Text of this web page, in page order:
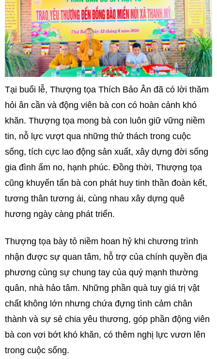
Tại buổi lễ, Thượng tọa Thích Bảo Ân đã có lời thăm
hỏi ân cần và động viên bà con có hoàn cảnh khó
khăn. Thượng tọa mong bà con luôn giữ vững niềm
tin, nỗ lực vượt qua những thử thách trong cuộc
sống, tích cực lao động sản xuất, xây dựng đời sống
gia đình ấm no, hạnh phúc. Đồng thời, Thượng tọa
cũng khuyến tấn bà con phát huy tinh thần đoàn kết,
tương thân tương ái, cùng nhau xây dựng quê
hương ngày càng phát triển.
Thượng tọa bày tỏ niềm hoan hỷ khi chương trình
nhận được sự quan tâm, hỗ trợ của chính quyền địa
phương cùng sự chung tay của quý mạnh thường
quân, nhà hảo tâm. Những phần quà tuy giá trị vật
chất không lớn nhưng chứa đựng tình cảm chân
thành và sự sẻ chia yêu thương, góp phần động viên
bà con vơi bớt khó khăn, có thêm nghị lực vươn lên
trong cuộc sống.